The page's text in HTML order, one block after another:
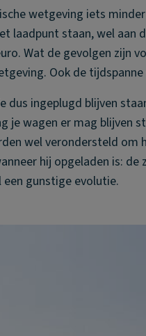
wetgeving iets
laadpunt staan, wel aan
Wat de gevolgen zijn
Ook de
dus ingeplugd blijven
je wagen er mag blijven
wel verondersteld om
hij opgeladen is: de
gunstige evolutie.